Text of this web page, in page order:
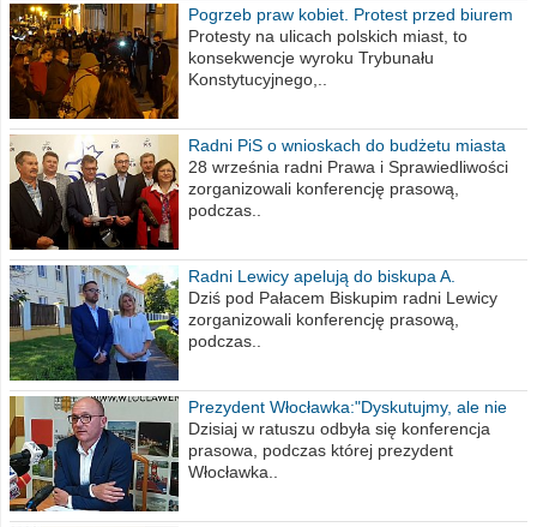
Pogrzeb praw kobiet. Protest przed biurem
poselskim PiS
Protesty na ulicach polskich miast, to
konsekwencje wyroku Trybunału
Konstytucyjnego,..
Radni PiS o wnioskach do budżetu miasta
na 2021 rok
28 września radni Prawa i Sprawiedliwości
zorganizowali konferencję prasową,
podczas..
Radni Lewicy apelują do biskupa A.
Wiesława Meringa
Dziś pod Pałacem Biskupim radni Lewicy
zorganizowali konferencję prasową,
podczas..
Prezydent Włocławka:"Dyskutujmy, ale nie
obrażajmy się”
Dzisiaj w ratuszu odbyła się konferencja
prasowa, podczas której prezydent
Włocławka..